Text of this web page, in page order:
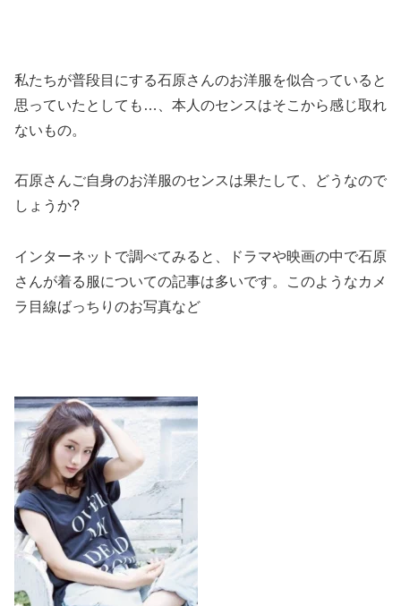
私たちが普段目にする石原さんのお洋服を似合っていると
思っていたとしても …
、本人のセンスはそこから感じ取れ
ないもの。
石原さんご自身のお洋服のセンスは果たして、どうなので
しょうか?
インターネットで調べてみると、ドラマや映画の中で石原
さんが着る服についての記事は多いです。このようなカメ
ラ目線ばっちりのお写真など